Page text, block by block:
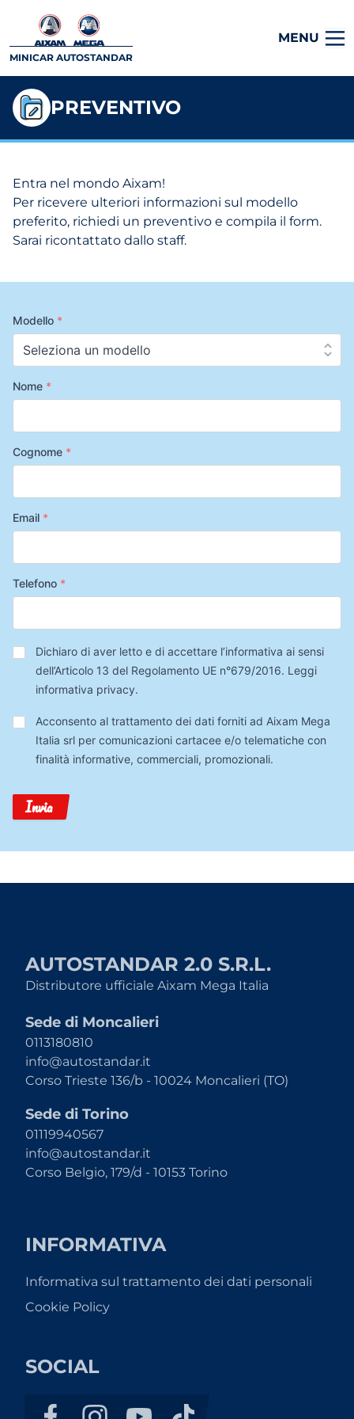
MINICAR AUTOSTANDAR
MENU
PREVENTIVO
Entra nel mondo Aixam!
Per ricevere ulteriori informazioni sul modello
preferito, richiedi un preventivo e compila il form.
Sarai ricontattato dallo staff.
Modello *
Nome *
Cognome *
Email *
Telefono *
Privacy*
Dichiaro di aver letto e di accettare l’informativa ai sensi
dell’Articolo 13 del Regolamento UE n°679/2016. Leggi
informativa privacy.
Trattamento
Dati
Acconsento al trattamento dei dati forniti ad Aixam Mega
Italia srl per comunicazioni cartacee e/o telematiche con
finalità informative, commerciali, promozionali.
Invia
AUTOSTANDAR 2.0 S.R.L.
Distributore ufficiale Aixam Mega Italia
Sede di Moncalieri
0113180810
info@autostandar.it
Corso Trieste 136/b - 10024 Moncalieri (TO)
Sede di Torino
01119940567
info@autostandar.it
Corso Belgio, 179/d - 10153 Torino
INFORMATIVA
Informativa sul trattamento dei dati personali
Cookie Policy
SOCIAL